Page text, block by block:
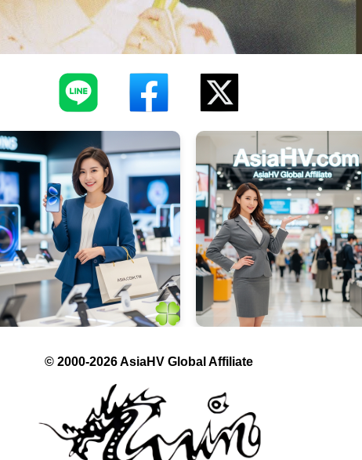
© 2000-2026 AsiaHV Global Affiliate